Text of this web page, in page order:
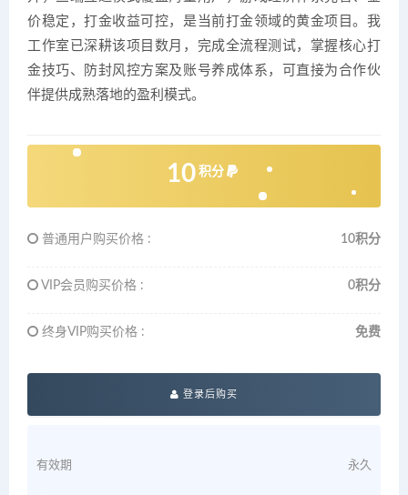
价稳定，打金收益可控，是当前打金领域的黄金项目。我
工作室已深耕该项目数月，完成全流程测试，掌握核心打
金技巧、防封风控方案及账号养成体系，可直接为合作伙
伴提供成熟落地的盈利模式。
10 积分
普通用户购买价格 : 10积分
VIP会员购买价格 : 0积分
终身VIP购买价格 : 免费
登录后购买
有效期 永久